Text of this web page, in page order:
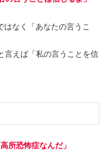
はなく「あなたの言うこ
言えば「私の言うことを信
所恐怖症なんだ」